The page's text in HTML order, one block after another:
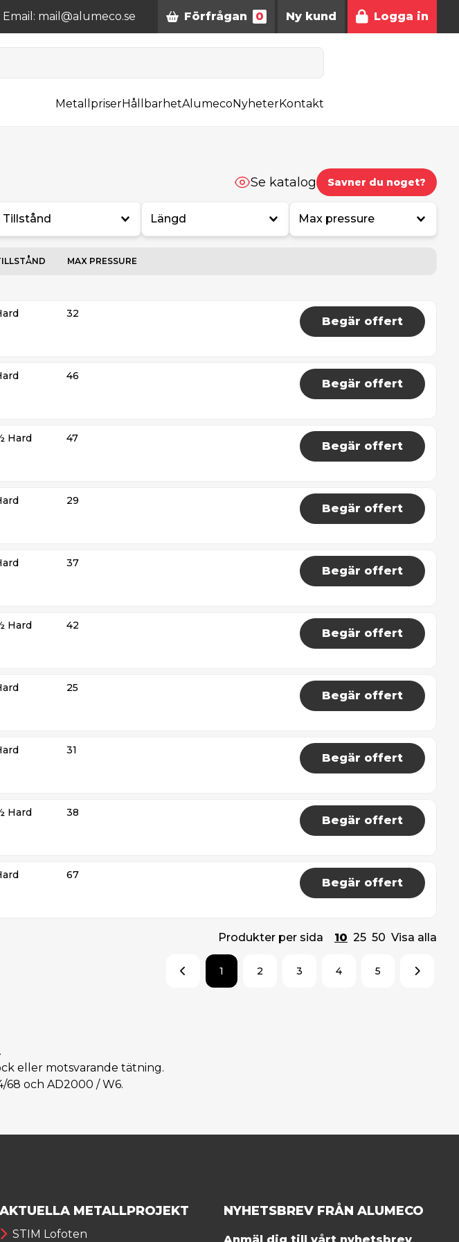
Email: mail@alumeco.se Förfrågan 0 Ny kund Logga in
MetallpriserHållbarhetAlumecoNyheterKontakt
Se katalog Savner du noget?
Tillstånd Längd Max pressure
MAX PRESSURE
32
Begär offert
46
Begär offert
Hard 47
Begär offert
29
Begär offert
37
Begär offert
Hard 42
Begär offert
25
Begär offert
31
Begär offert
Hard 38
Begär offert
67
Begär offert
Produkter per sida 10 25 50 Visa alla
1 2 3 4 5
eller motsvarande tätning.
och AD2000 / W6.
AKTUELLA METALLPROJEKT
STIM Lofoten
NYHETSBREV FRÅN ALUMECO